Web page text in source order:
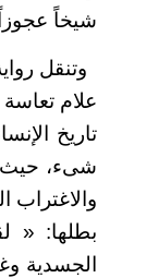
شيخاً
وتنقل
علام
تاريخ
شىء، حيث
والاغتراب
بطلها: «
الجسدية